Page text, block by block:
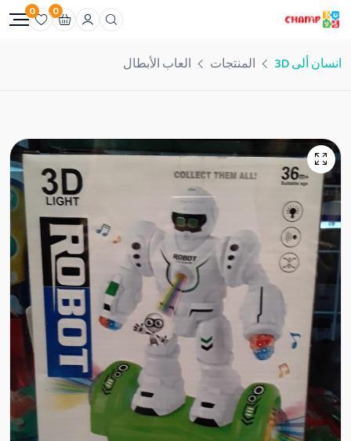
0
0
انسان ألى 3D المنتجات العاب الأبطال